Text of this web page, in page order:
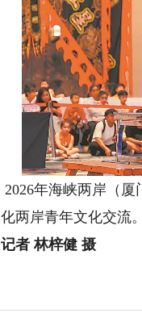
年海峡两岸（厦门
两岸青年文化交流。
林梓健 摄